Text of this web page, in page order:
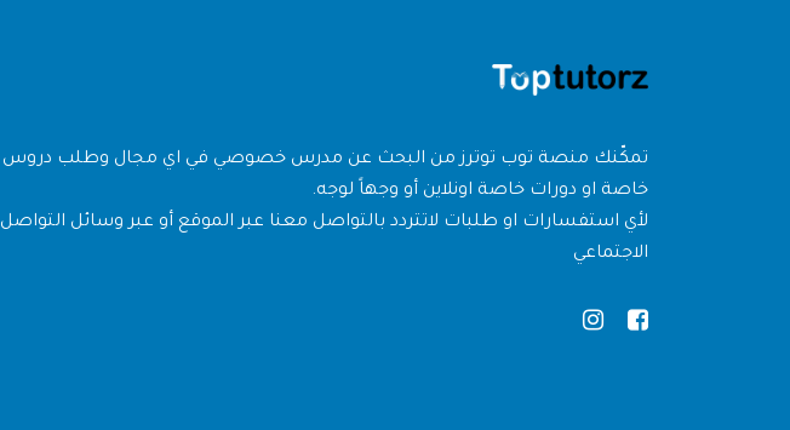
تمكّنك منصة توب توترز من البحث عن مدرس خصوصي في اي مجال وطلب دروس
خاصة او دورات خاصة اونلاين أو وجهاً لوجه.
لأي استفسارات او طلبات لاتتردد بالتواصل معنا عبر الموقع أو عبر وسائل التواصل
الاجتماعي